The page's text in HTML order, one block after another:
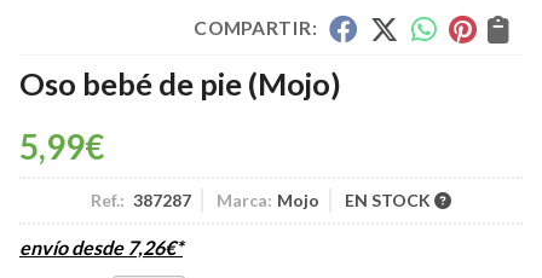
COMPARTIR:
Oso bebé de pie (Mojo)
5,99€
Ref.: 387287 Marca: Mojo EN STOCK
envío desde 7,26€*